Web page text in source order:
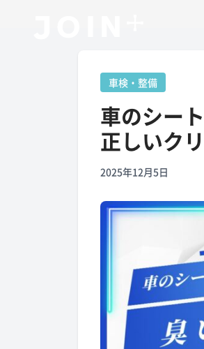
車検・整備
車のシー
正しいク
2025年12月5日